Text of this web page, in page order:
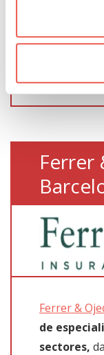
seguros
compañías
Ferrer
Ferrer &
de
sectores,